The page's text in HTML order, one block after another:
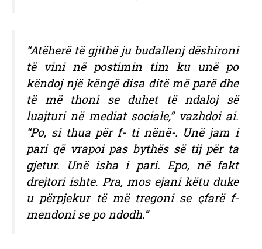
“Atëherë të gjithë ju budallenj dëshironi
të vini në postimin tim ku unë po
këndoj një këngë disa ditë më parë dhe
të më thoni se duhet të ndaloj së
luajturi në mediat sociale,” vazhdoi ai.
“Po, si thua për f- ti nënë-. Unë jam i
pari që vrapoi pas bythës së tij për ta
gjetur. Unë isha i pari. Epo, në fakt
drejtori ishte. Pra, mos ejani këtu duke
u përpjekur të më tregoni se çfarë f-
mendoni se po ndodh.”